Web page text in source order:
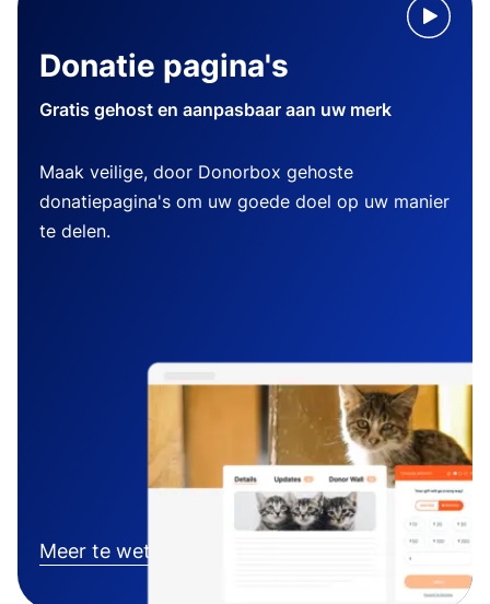
Donatie pagina's
Gratis gehost en aanpasbaar aan uw merk
Maak veilige, door Donorbox gehoste
donatiepagina's om uw goede doel op uw manier
te delen.
Meer te weten komen